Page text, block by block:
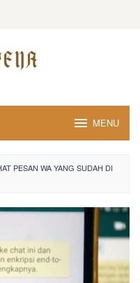
MENU
PESAN WA YANG SUDAH DI